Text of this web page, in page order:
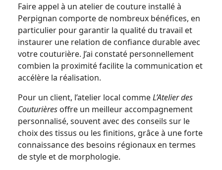
Faire appel à un atelier de couture installé à
Perpignan comporte de nombreux bénéfices, en
particulier pour garantir la qualité du travail et
instaurer une relation de confiance durable avec
votre couturière. J’ai constaté personnellement
combien la proximité facilite la communication et
accélère la réalisation.
Pour un client, l’atelier local commeL’Atelier des
Couturières offre un meilleur accompagnement
personnalisé, souvent avec des conseils sur le
choix des tissus ou les finitions, grâce à une forte
connaissance des besoins régionaux en termes
de style et de morphologie.